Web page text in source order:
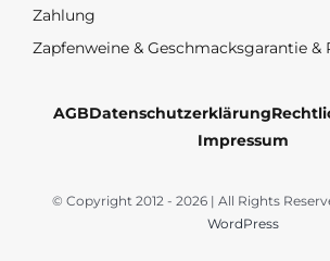
Zahlung
Zapfenweine & Geschmacksgarantie &
AGBDatenschutzerklärung
Impressum
© Copyright 2012 - 2026 | All Rights
WordPress